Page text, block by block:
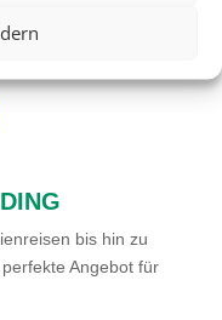
bis hin zu
Angebot für